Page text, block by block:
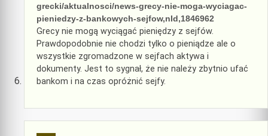
grecki/aktualnosci/news-grecy-nie-moga-wyciagac-
pieniedzy-z-bankowych-sejfow,nId,1846962
Grecy nie mogą wyciągać pieniędzy z sejfów.
Prawdopodobnie nie chodzi tylko o pieniądze ale o
wszystkie zgromadzone w sejfach aktywa i
dokumenty. Jest to sygnał, że nie należy zbytnio ufać
bankom i na czas opróżnić sejfy.